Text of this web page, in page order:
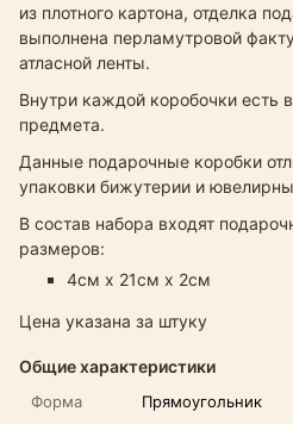
из плотного картона, отделка
выполнена перламутровой
атласной ленты.
Внутри каждой коробочки есть
предмета.
Данные подарочные коробки
упаковки бижутерии и
В состав набора входят
размеров:
4см х 21см х 2см
Цена указана за штуку
Общие характеристики
Форма Прямоугольник